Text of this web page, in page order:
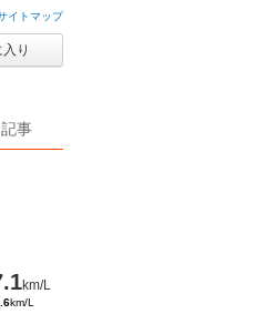
イトマップ
り
事
km/L
km/L